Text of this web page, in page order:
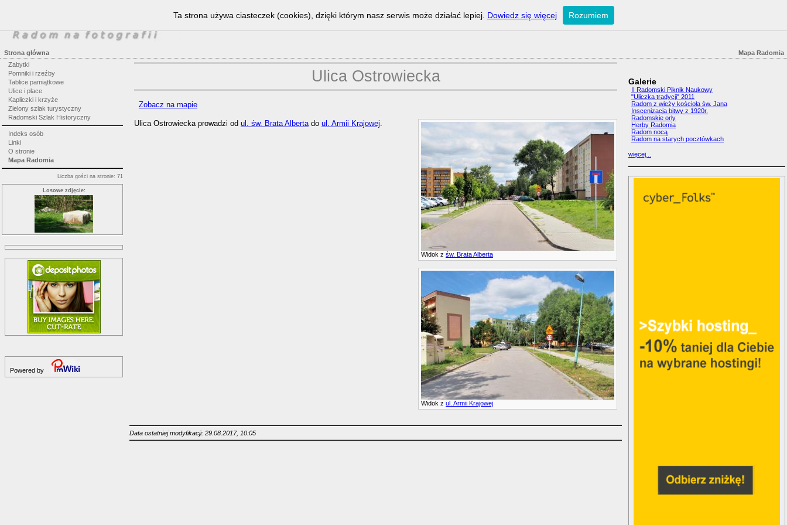
Mapa Radomia
Strona główna
Zabytki
Pomniki i rzeźby
Tablice pamiątkowe
Ulice i place
Kapliczki i krzyże
Zielony szlak turystyczny
Radomski Szlak Historyczny
Indeks osób
Linki
O stronie
Mapa Radomia
Liczba gości na stronie: 71
Losowe zdjęcie:
Powered by
Ulica Ostrowiecka
Zobacz na mapie
Widok zśw. Brata Alberta
Widok zul. Armii Krajowej
Ulica Ostrowiecka prowadzi od ul. św. Brata Albertado ul. Armii Krajowej.
Data ostatniej modyfikacji: 29.08.2017, 10:05
Galerie
II Radomski Piknik Naukowy
"Uliczka tradycji" 2011
Radom z wieży kościoła św. Jana
Inscenizacja bitwy z 1920r.
Radomskie orły
Herby Radomia
Radom nocą
Radom na starych pocztówkach
więcej...
Ta strona używa ciasteczek (cookies), dzięki którym nasz serwis może działać lepiej. Dowiedz się więcej Rozumiem